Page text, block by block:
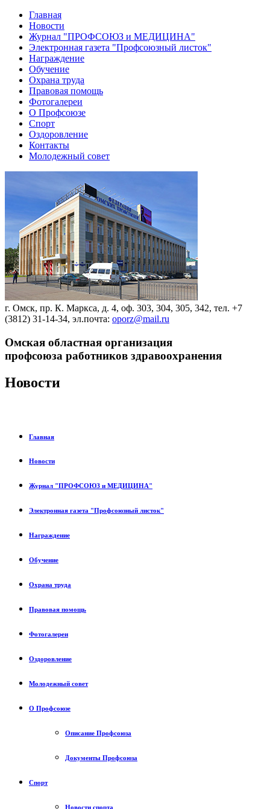
Главная
Новости
Журнал "ПРОФСОЮЗ и МЕДИЦИНА"
Электронная газета "Профсоюзный листок"
Награждение
Обучение
Охрана труда
Правовая помощь
Фотогалереи
О Профсоюзе
Спорт
Оздоровление
Контакты
Молодежный совет
г. Омск, пр. К. Маркса, д. 4, оф. 303, 304, 305, 342, тел. +7
(3812) 31-14-34, эл.почта: oporz@mail.ru
Омская областная организация
профсоюза работников здравоохранения
Новости
Главная
Новости
Журнал "ПРОФСОЮЗ и МЕДИЦИНА"
Электронная газета "Профсоюзный листок"
Награждение
Обучение
Охрана труда
Правовая помощь
Фотогалереи
Оздоровление
Молодежный совет
О Профсоюзе
Описание Профсоюза
Документы Профсоюза
Спорт
Новости спорта